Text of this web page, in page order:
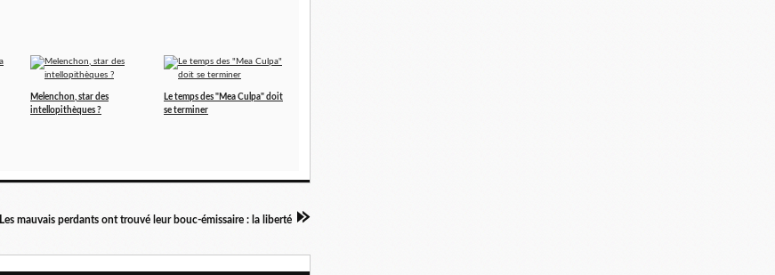
Melenchon, star des
intellopithèques ?
Le temps des "Mea Culpa" doit
se terminer
Les mauvais perdants ont trouvé leur bouc-émissaire : la liberté